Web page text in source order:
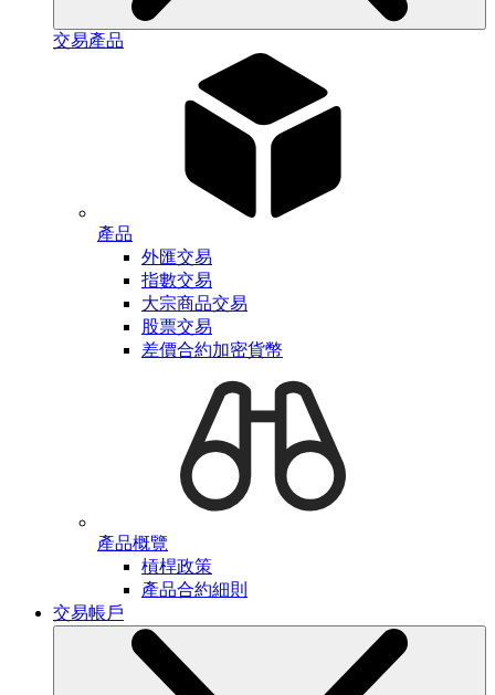
交易產品
產品
外匯交易
指數交易
大宗商品交易
股票交易
差價合約加密貨幣
產品概覽
槓桿政策
產品合約細則
交易帳戶